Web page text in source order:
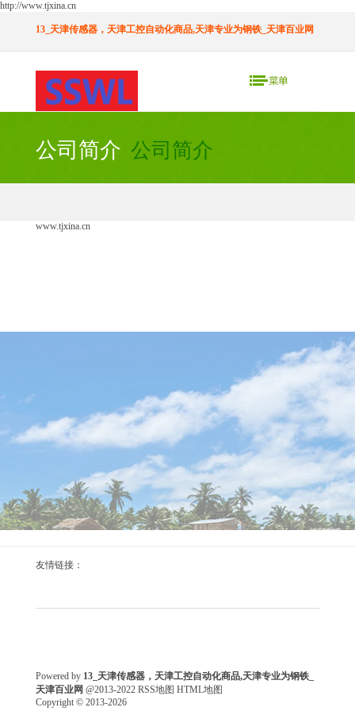
http://www.tjxina.cn
13_天津传感器，天津工控自动化商品,天津专业为钢铁_天津百业网
公司简介 公司简介
www.tjxina.cn
友情链接：
Powered by 13_天津传感器，天津工控自动化商品,天津专业为钢铁_
天津百业网 @2013-2022 RSS地图 HTML地图
Copyright © 2013-2026